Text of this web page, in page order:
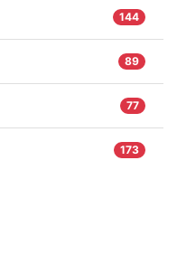
144
89
77
173